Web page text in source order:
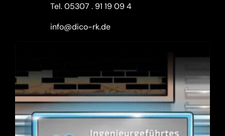
Tel.05307 . 91 19 09 4
info@dico-rk.de